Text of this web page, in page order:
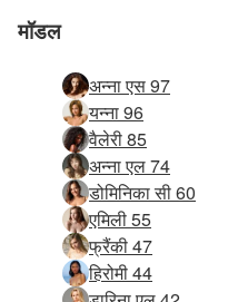
मॉडल
अन्ना एस 97
यन्ना 96
वैलेरी 85
अन्ना एल 74
डोमिनिका सी 60
एमिली 55
फ्रैंकी 47
हिरोमी 44